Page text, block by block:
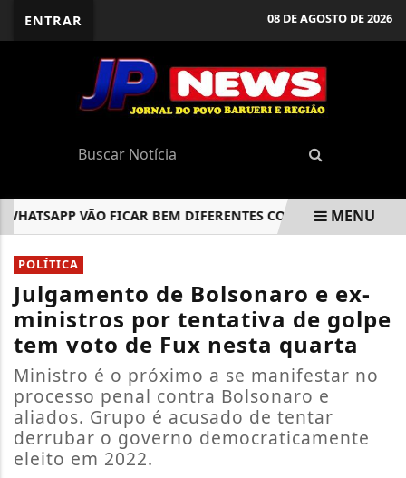
ENTRAR 08 DE AGOSTO DE 2026
VÃO FICAR BEM DIFERENTES COM NOVA ATUALIZAÇÃO
EM ALTA
MENU
POLÍTICA
Julgamento de Bolsonaro e ex-
ministros por tentativa de golpe
tem voto de Fux nesta quarta
Ministro é o próximo a se manifestar no
processo penal contra Bolsonaro e
aliados. Grupo é acusado de tentar
derrubar o governo democraticamente
eleito em 2022.